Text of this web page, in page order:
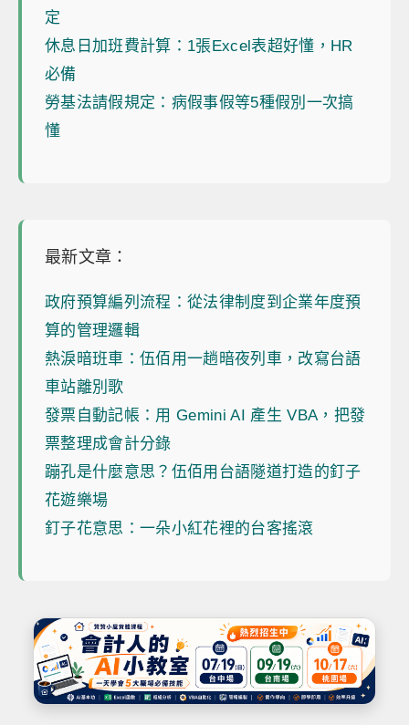
定
休息日加班費計算：1張Excel表超好懂，HR
必備
勞基法請假規定：病假事假等5種假別一次搞
懂
最新文章：
政府預算編列流程：從法律制度到企業年度預
算的管理邏輯
熱淚暗班車：伍佰用一趟暗夜列車，改寫台語
車站離別歌
發票自動記帳：用 Gemini AI 產生 VBA，把發
票整理成會計分錄
蹦孔是什麼意思？伍佰用台語隧道打造的釘子
花遊樂場
釘子花意思：一朵小紅花裡的台客搖滾